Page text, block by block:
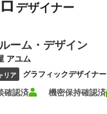
デザイナー
ーム・デザイン
アユム
リア グラフィックデザイナー
確認済 機密保持確認済